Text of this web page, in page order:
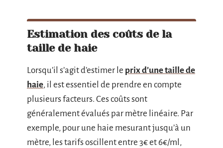
Estimation des coûts de la
taille de haie
Lorsqu’il s’agit d’estimer le prix d’une taille de
haie, il est essentiel de prendre en compte
plusieurs facteurs. Ces coûts sont
généralement évalués par mètre linéaire. Par
exemple, pour une haie mesurant jusqu’à un
mètre, les tarifs oscillent entre 3€ et 6€/ml,